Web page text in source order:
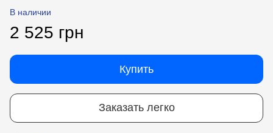
В наличии
2 525 грн
Купить
Заказать легко